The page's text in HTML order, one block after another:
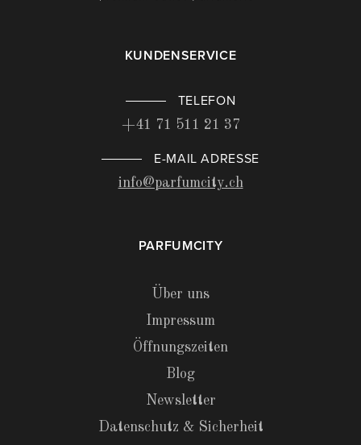
KUNDENSERVICE
TELEFON
+41 71 511 21 37
E-MAIL ADRESSE
info@parfumcity.ch
PARFUMCITY
Über uns
Impressum
Öffnungszeiten
Blog
Newsletter
Datenschutz & Sicherheit